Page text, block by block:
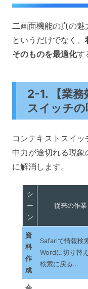
二画面機能の真の魅
というだけでなく、
そのものを最適化す
2-1. 【業務
スイッチ
コンテキストスイ
中力が途切れる現
に解消します。
シ
ー
ン
従来の作業
資
料
作
成
Safariで情報検
Wordに切り替
検索に戻る…